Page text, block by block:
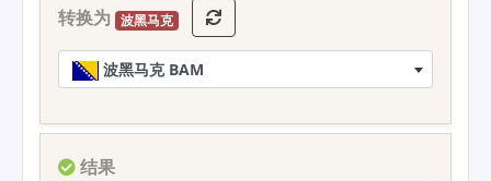
转换为 波黑马克
波黑马克 BAM
结果